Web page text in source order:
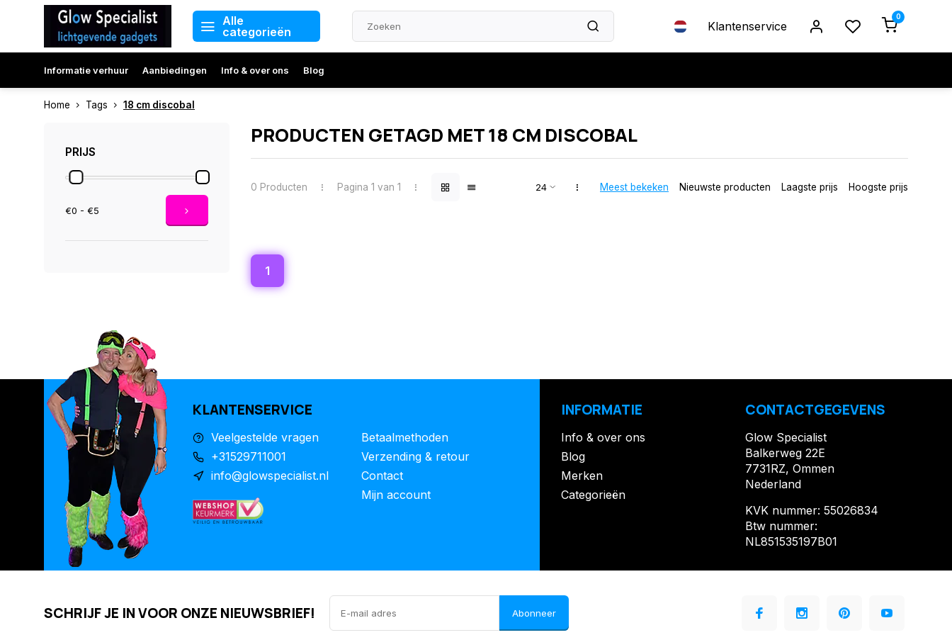
Alle
categorieën
Klantenservice
0
Informatie verhuur Aanbiedingen Info & over ons Blog
Home Tags 18 cm discobal
PRIJS
€0 - €5
PRODUCTEN GETAGD MET 18 CM DISCOBAL
0 Producten Pagina 1 van 1 Meest bekeken Nieuwste producten Laagste prijs Hoogste prijs
1
KLANTENSERVICE
Veelgestelde vragen
+31529711001
info@glowspecialist.nl
Betaalmethoden
Verzending & retour
Contact
Mijn account
INFORMATIE
Info & over ons
Blog
Merken
Categorieën
CONTACTGEGEVENS
Glow Specialist
Balkerweg 22E
7731RZ, Ommen
Nederland
KVK nummer: 55026834
Btw nummer:
NL851535197B01
SCHRIJF JE IN VOOR ONZE NIEUWSBRIEF! Abonneer